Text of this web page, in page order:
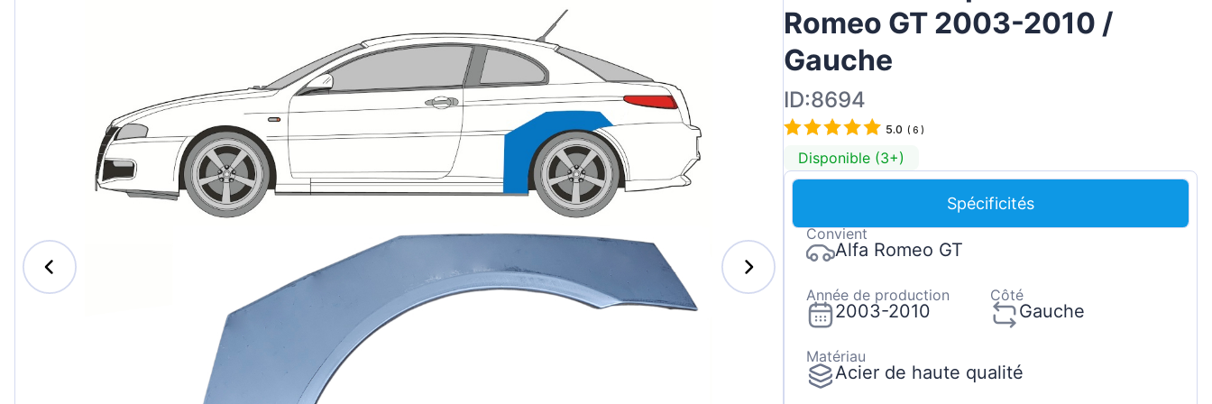
Magyar
Latvian
Slovenčina
Honda
Hyundai
Iveco
Jeep
MAN
Mercedes-Benz
Nissan
Romeo GT 2003-2010 /
Gauche
ID:8694
5.0 ( 6 )
Disponible (3+)
Spécificités
Convient
Alfa Romeo GT
Année de production
2003-2010
Côté
Gauche
Matériau
Acier de haute qualité